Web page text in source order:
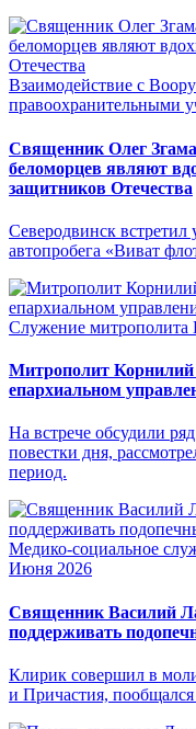
Взаимодействие с
правоохранительными
Священник Олег
беломорцев являют
защитников Отечества
Северодвинск встретил
автопробега «Виват
Служение митрополита
Митрополит Корнилий
епархиальном
На встрече обсудили
повестки дня,
период.
Медико-социальное
Июня 2026
Священник Василий
поддерживать
Клирик совершил в
и Причастия,